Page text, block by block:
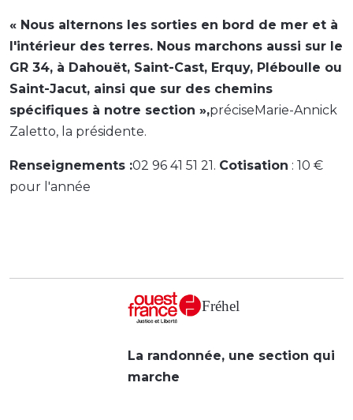
« Nous alternons les sorties en bord de mer et à
l'intérieur des terres. Nous marchons aussi sur le
GR 34, à Dahouët, Saint-Cast, Erquy, Pléboulle ou
Saint-Jacut, ainsi que sur des chemins
spécifiques à notre section »,préciseMarie-Annick
Zaletto, la présidente.
Renseignements :02 96 41 51 21. Cotisation : 10 €
pour l'année
Fréhel
La randonnée, une section qui
marche